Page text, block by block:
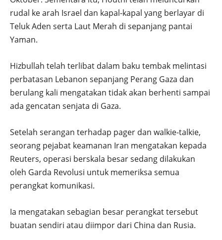
rudal ke arah Israel dan kapal-kapal yang berlayar di
Teluk Aden serta Laut Merah di sepanjang pantai
Yaman.
Hizbullah telah terlibat dalam baku tembak melintasi
perbatasan Lebanon sepanjang Perang Gaza dan
berulang kali mengatakan tidak akan berhenti sampai
ada gencatan senjata di Gaza.
Setelah serangan terhadap pager dan walkie-talkie,
seorang pejabat keamanan Iran mengatakan kepada
Reuters, operasi berskala besar sedang dilakukan
oleh Garda Revolusi untuk memeriksa semua
perangkat komunikasi.
Ia mengatakan sebagian besar perangkat tersebut
buatan sendiri atau diimpor dari China dan Rusia.